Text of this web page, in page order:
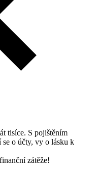
tisíce. S pojištěním
se o účty, vy o lásku k
zátěže!